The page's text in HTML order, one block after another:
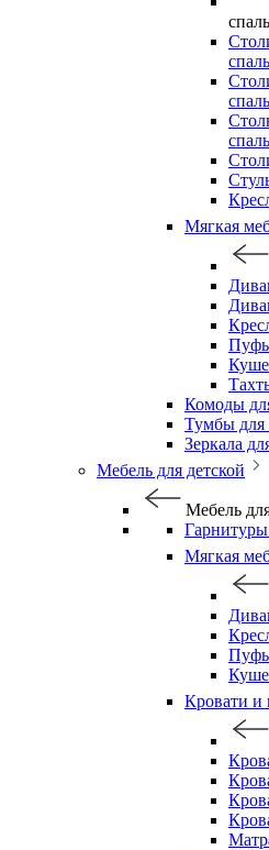
Мягкая
Пуфы
Комоды
Тумбы для
Зеркала
Мебель для детской
Мебель
Гарнитуры
Мягкая
Пуфы
Кровати и